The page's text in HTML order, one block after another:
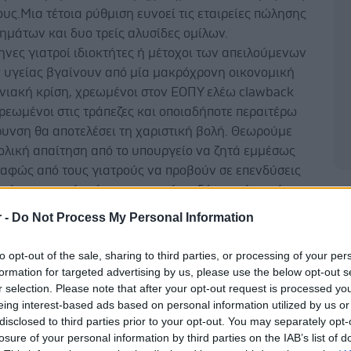
- Do Not Process My Personal Information
opt-out of the sale, sharing to third parties, or processing of your
for targeted advertising by us, please use the below opt-out
selection. Please note that after your opt-out request is processed
interest-based ads based on personal information utilized by us
to third parties prior to your opt-out. You may separately
of your personal information by third parties on the IAB’s list of
τέτοια ρύθμιση ευνοεί τις εταιρείες πώλησης
και δυο τρείς αλυσίδες ομίλων.
γιατροί ιδιοκτήτες ή μέτοχοι των απειλούμενων
βγαίνουν από μία μακρόχρονη οικονομική
κρίση, χρεωμένοι στον ΕΟΠΥ ελέω clawback
στις τράπεζες και οποιαδήποτε περαιτέρω
θα αποτελέσει τη χαριστική βολή. Θεωρούμε
απαίτηση από το υπουργείο να ζητά εμμέσως
από τους γιατρούς να προβούν σε επενδύσεις
ύψους χωρίς κάποια κρατική επιδότηση ή χωρίς
ανάλογο ΕΣΠΑ.
και φέρουν iso 15189 που εγγυάται την
είναι περίπου δεκαετίας και η μέση τιμή τους είναι
450.000#e# +ΦΠΑ. Τα μηχανήματα αυτά
απόλυτα τον ασθενή από επιστημονικής και
πλευράς (όπως γίνεται σε όλη την Ευρώπη). Σε
ψήφισης του ανωτέρω νομοσχεδίου πρέπει ή να